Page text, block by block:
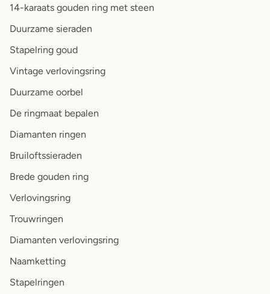
14-karaats gouden ring met steen
Duurzame sieraden
Stapelring goud
Vintage verlovingsring
Duurzame oorbel
De ringmaat bepalen
Diamanten ringen
Bruiloftssieraden
Brede gouden ring
Verlovingsring
Trouwringen
Diamanten verlovingsring
Naamketting
Stapelringen